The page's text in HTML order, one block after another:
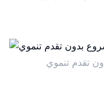
تقدم تنموي